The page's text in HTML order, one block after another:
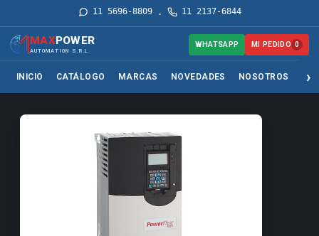
11 5696-8809· 11 2137-6844
MAXPOWER
AUTOMATION S.R.L.
INICIO CATÁLOGO MARCAS NOVEDADES NOSOTROS
WHATSAPP MI PEDIDO 0